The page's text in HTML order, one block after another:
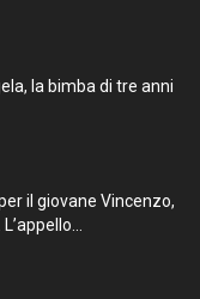
la bimba di tre anni
il giovane Vincenzo,